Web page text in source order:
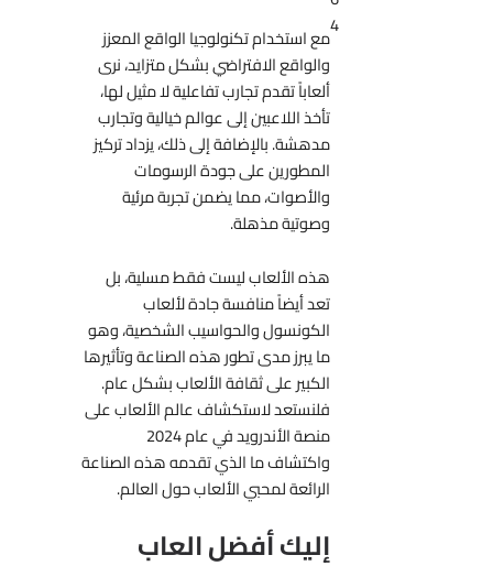
مع استخدام تكنولوجيا الواقع المعزز
والواقع الافتراضي بشكل متزايد، نرى
ألعاباً تقدم تجارب تفاعلية لا مثيل لها،
تأخذ اللاعبين إلى عوالم خيالية وتجارب
مدهشة. بالإضافة إلى ذلك، يزداد تركيز
المطورين على جودة الرسومات
والأصوات، مما يضمن تجربة مرئية
وصوتية مذهلة.
هذه الألعاب ليست فقط مسلية، بل
تعد أيضاً منافسة جادة لألعاب
الكونسول والحواسيب الشخصية، وهو
ما يبرز مدى تطور هذه الصناعة وتأثيرها
الكبير على ثقافة الألعاب بشكل عام.
فلنستعد لاستكشاف عالم الألعاب على
منصة الأندرويد في عام 2024
واكتشاف ما الذي تقدمه هذه الصناعة
الرائعة لمحبي الألعاب حول العالم.
إليك أفضل العاب